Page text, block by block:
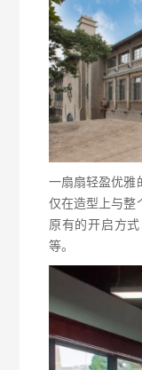
一扇扇轻盈优雅
仅在造型上与整
原有的开启方
等。